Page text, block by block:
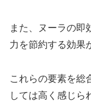
また、ヌーラの即
力を節約する効果
これらの要素を総
しては高く感じら